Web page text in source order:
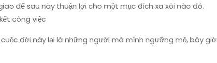
để sau này thuận lợi cho một mục đích xa xôi nào đó.
công việc
đời này lại là những người mà mình ngưỡng mộ, bây giờ